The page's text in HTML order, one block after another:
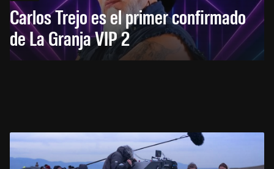
Carlos Trejo es el primer confirmado
de La Granja VIP 2